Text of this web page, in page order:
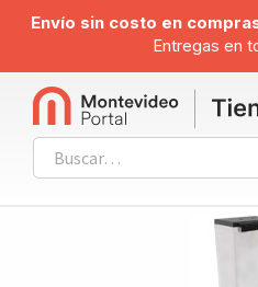
Envío sin costo en
Entregas en